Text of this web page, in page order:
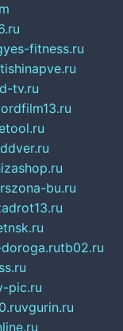
yes-fitness.ru
tishinapve.ru
tv.ru
bu.ru
tb02.ru
pic.ru
vgurin.ru